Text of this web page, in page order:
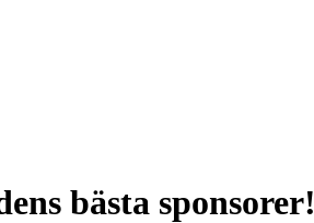
bästa sponsorer!